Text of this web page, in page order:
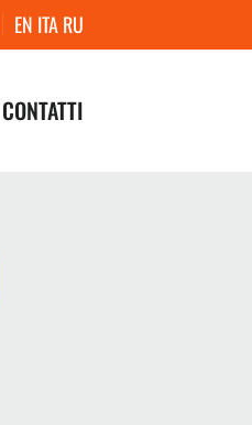
EN ITARU
CONTATTI